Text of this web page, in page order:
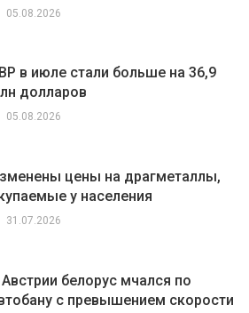
05.08.2026
в июле стали больше на 36,9
долларов
05.08.2026
цены на драгметаллы,
у населения
31.07.2026
белорус мчался по
с превышением скорости